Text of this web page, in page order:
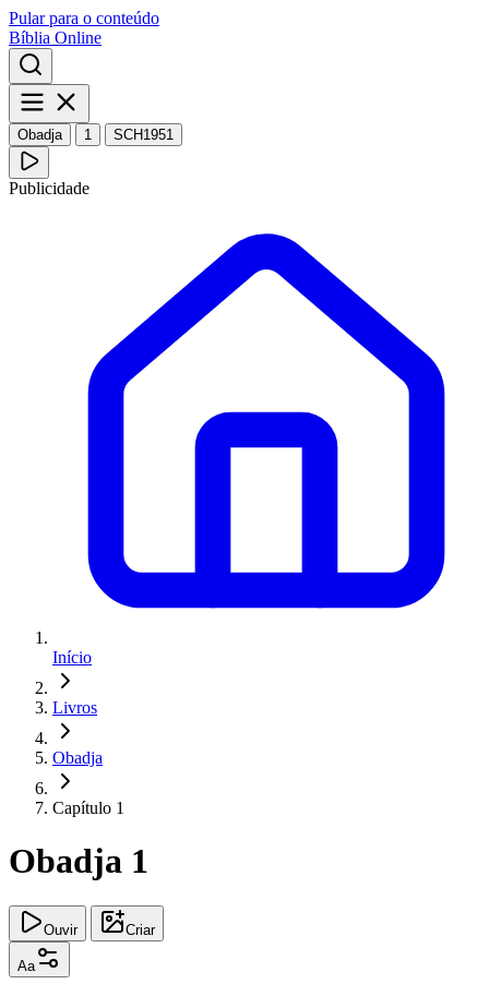
Pular para o conteúdo
Bíblia Online
Obadja 1 SCH1951
Publicidade
Início
Livros
Obadja
Capítulo 1
Obadja 1
Ouvir Criar
Aa